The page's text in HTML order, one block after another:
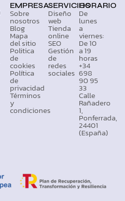
EMPRESA
Sobre
nosotros
Blog
Mapa
del sitio
Politica
de
cookies
Política
de
privacidad
Términos
y
condiciones
SERVICIOS
Diseño
web
Tienda
online
SEO
Gestión
de
redes
sociales
HORARIO
De
lunes
a
viernes:
De 10
a 19
horas
+34
698
90 95
33
Calle
Rañadero
1,
Ponferrada,
24401
(España)